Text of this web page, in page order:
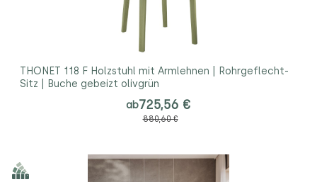
THONET 118 F Holzstuhl mit Armlehnen | Rohrgeflecht-
Sitz | Buche gebeizt olivgrün
ab725,56 €
880,60 €